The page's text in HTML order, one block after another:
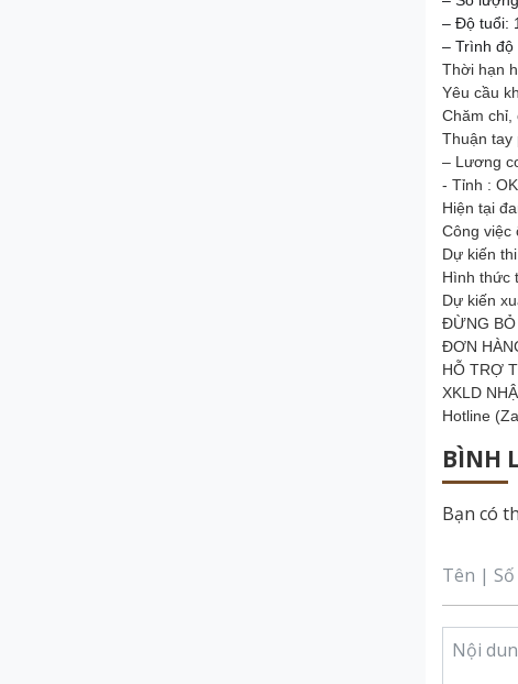
– Độ tuổi:
– Trình độ
Thời hạn
Yêu cầu
Chăm chỉ,
Thuận tay
– Lương
- Tỉnh :
Hiện tại
Công việc
Dự kiến
Hình thức
Dự kiến
ĐỪNG BỎ
ĐƠN
HỖ TRỢ
XKLD
Hotline
BÌNH
Bạn có